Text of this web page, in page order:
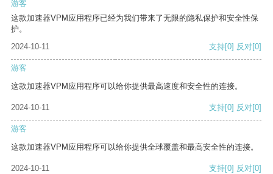
游客
这款加速器VPM应用程序已经为我们带来了无限的隐私保护和安全性保
护。
2024-10-11
支持[0] 反对[0]
游客
这款加速器VPM应用程序可以给你提供最高速度和安全性的连接。
2024-10-11 支持[0] 反对[0]
游客
这款加速器VPM应用程序可以给你提供全球覆盖和最高安全性的连接。
2024-10-11 支持[0] 反对[0]